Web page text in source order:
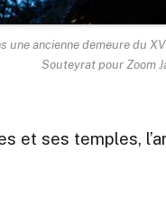
une ancienne demeure du
Souteyrat pour Zoom
et ses temples,